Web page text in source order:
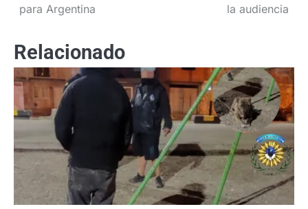
entradas
para Argentina
la audiencia
Relacionado